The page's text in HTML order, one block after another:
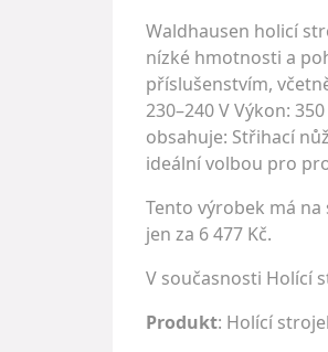
Waldhausen holicí
nízké hmotnosti a
příslušenstvím,
230–240 V Výkon:
obsahuje: Střihací
ideální volbou pro
Tento výrobek má na
jen za 6 477 Kč.
V současnosti Holící
Produkt: Holící